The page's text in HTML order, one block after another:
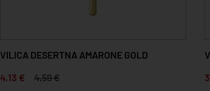
VILICA DESERTNA AMARONE GOLD
4,13 €
4,59 €